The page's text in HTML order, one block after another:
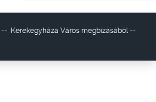
-- Kerekegyháza Város megbízásából --